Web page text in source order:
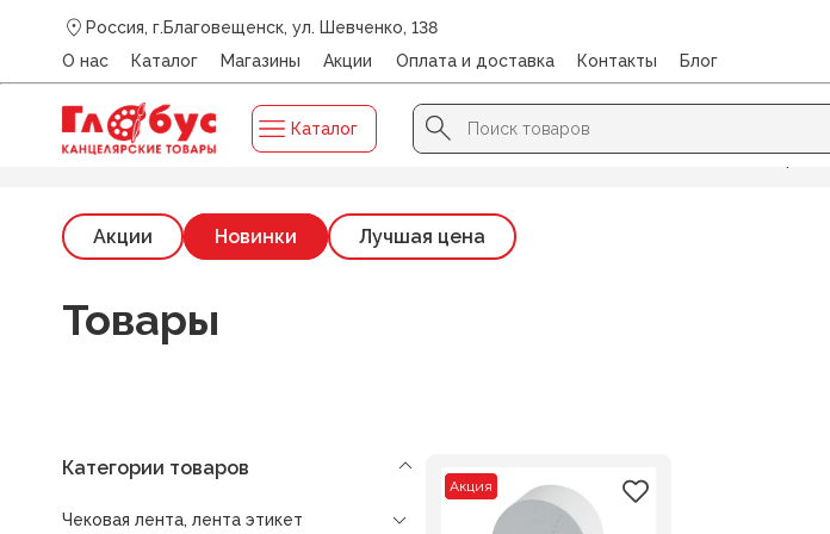
Россия, г.Благовещенск, ул. Шевченко, 138
О нас
Каталог Магазины Акции Оплата и доставка Контакты Блог
Каталог
Search
for:
Search Button
Главная /Каталог/ ЧЕКОВАЯ ЛЕНТА, ЛЕНТА ЭТИКЕТ/Чековая лента однослойная (офсет)
Акции Новинки Лучшая цена
Товары
Категории товаров
Чековая лента, лента этикет
Акция